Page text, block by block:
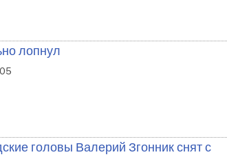
лопнул
головы Валерий Згонник снят с